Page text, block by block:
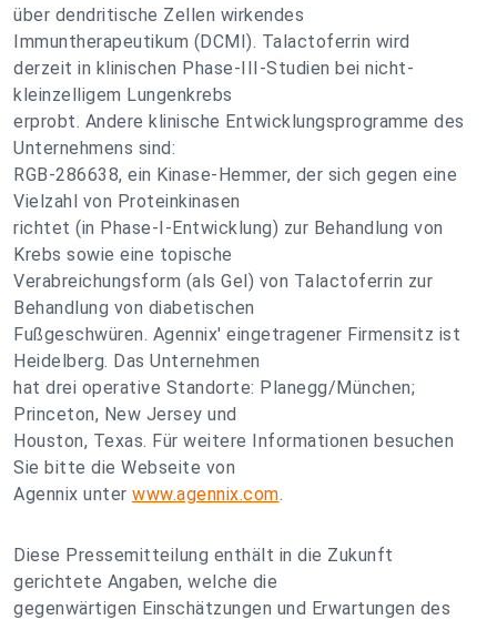
über dendritische Zellen wirkendes
Immuntherapeutikum (DCMI). Talactoferrin wird
derzeit in klinischen Phase-III-Studien bei nicht-
kleinzelligem Lungenkrebs
erprobt. Andere klinische Entwicklungsprogramme des
Unternehmens sind:
RGB-286638, ein Kinase-Hemmer, der sich gegen eine
Vielzahl von Proteinkinasen
richtet (in Phase-I-Entwicklung) zur Behandlung von
Krebs sowie eine topische
Verabreichungsform (als Gel) von Talactoferrin zur
Behandlung von diabetischen
Fußgeschwüren. Agennix' eingetragener Firmensitz ist
Heidelberg. Das Unternehmen
hat drei operative Standorte: Planegg/München;
Princeton, New Jersey und
Houston, Texas. Für weitere Informationen besuchen
Sie bitte die Webseite von
Agennix unter www.agennix.com.
Diese Pressemitteilung enthält in die Zukunft
gerichtete Angaben, welche die
gegenwärtigen Einschätzungen und Erwartungen des